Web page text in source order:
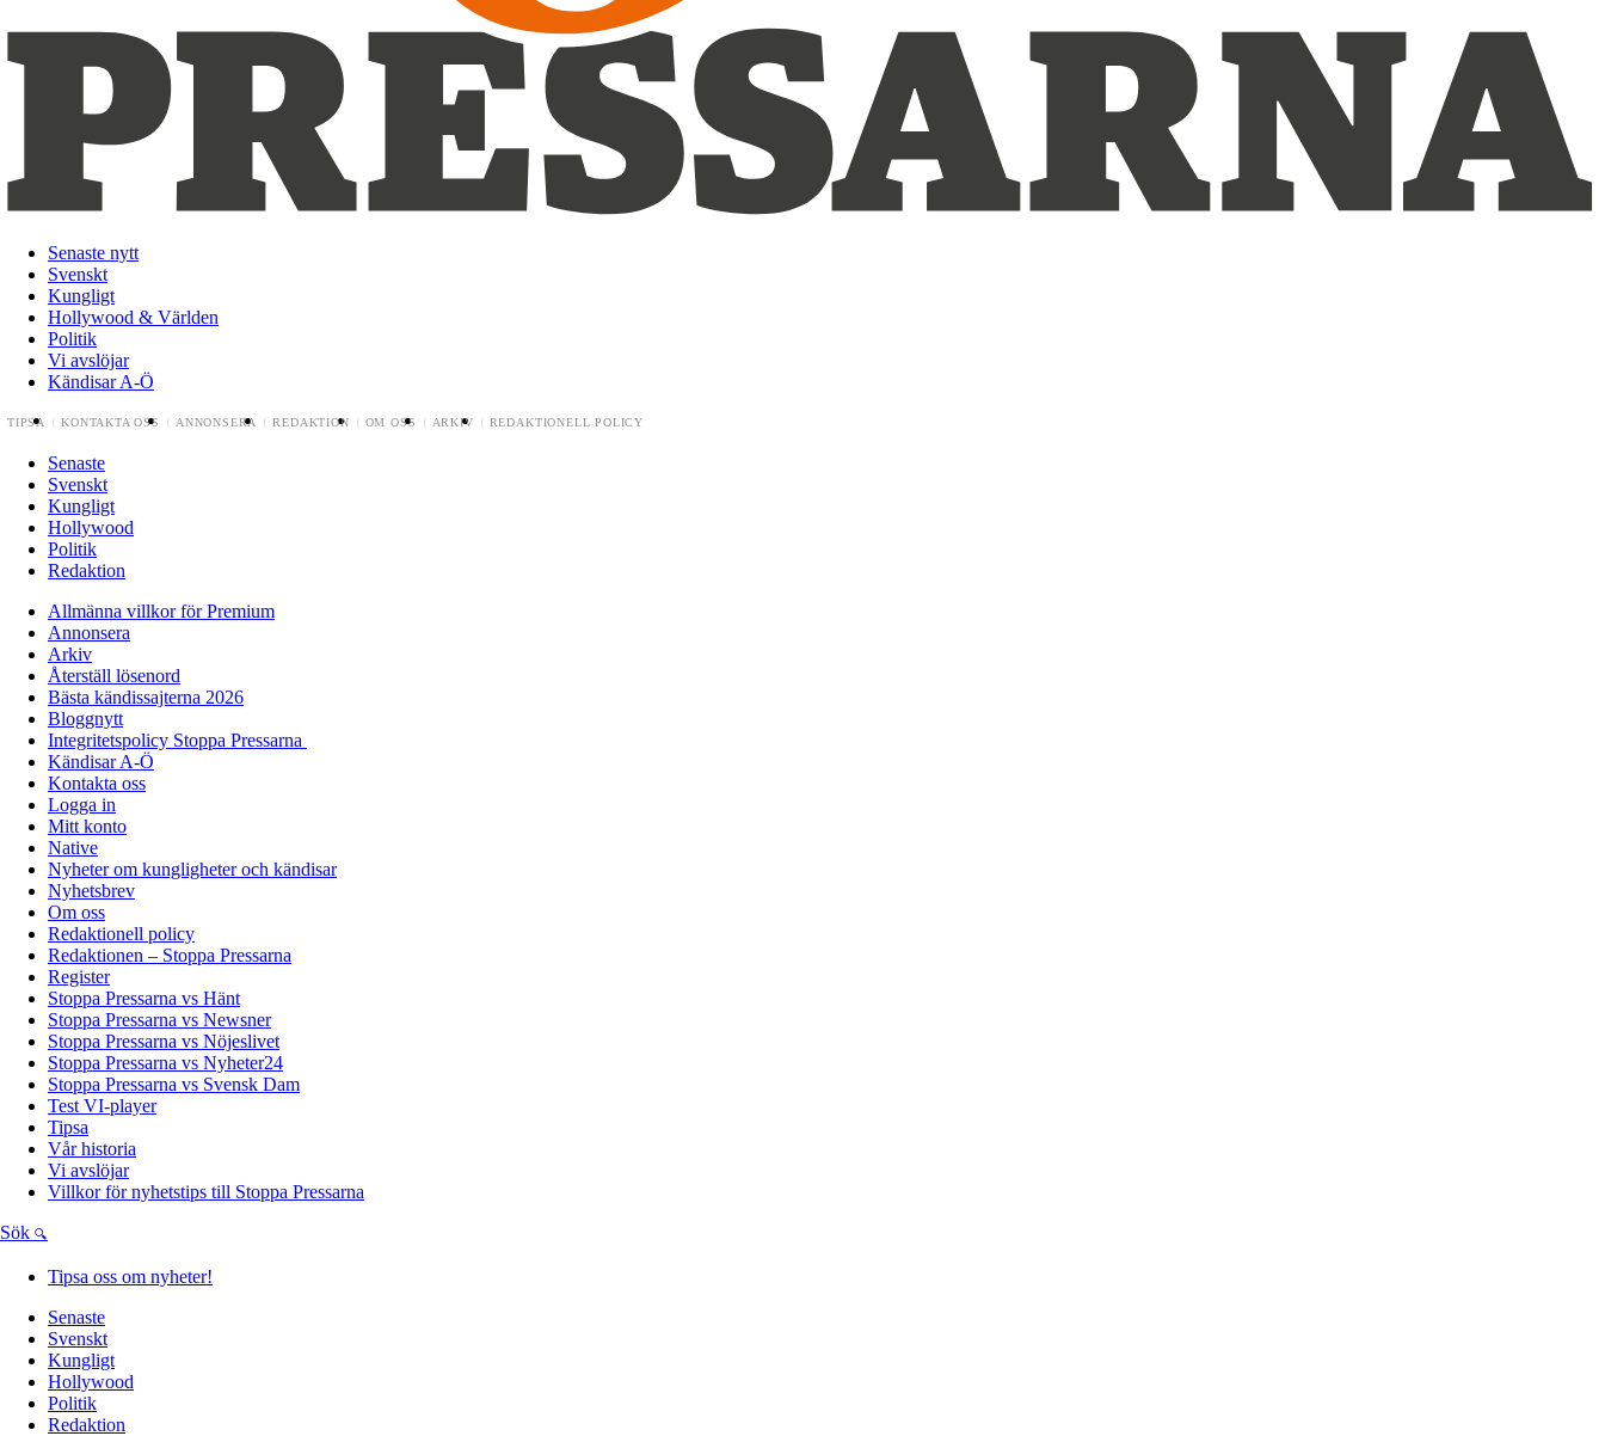
Senaste nytt
Svenskt
Kungligt
Hollywood & Världen
Politik
Vi avslöjar
Kändisar A-Ö
TIPSA KONTAKTA OSS ANNONSERA REDAKTION OM OSS ARKIV REDAKTIONELL POLICY
Senaste
Svenskt
Kungligt
Hollywood
Politik
Redaktion
Allmänna villkor för Premium
Annonsera
Arkiv
Återställ lösenord
Bästa kändissajterna 2026
Bloggnytt
Integritetspolicy Stoppa Pressarna
Kändisar A-Ö
Kontakta oss
Logga in
Mitt konto
Native
Nyheter om kungligheter och kändisar
Nyhetsbrev
Om oss
Redaktionell policy
Redaktionen – Stoppa Pressarna
Register
Stoppa Pressarna vs Hänt
Stoppa Pressarna vs Newsner
Stoppa Pressarna vs Nöjeslivet
Stoppa Pressarna vs Nyheter24
Stoppa Pressarna vs Svensk Dam
Test VI-player
Tipsa
Vår historia
Vi avslöjar
Villkor för nyhetstips till Stoppa Pressarna
Sök
Tipsa oss om nyheter!
Senaste
Svenskt
Kungligt
Hollywood
Politik
Redaktion